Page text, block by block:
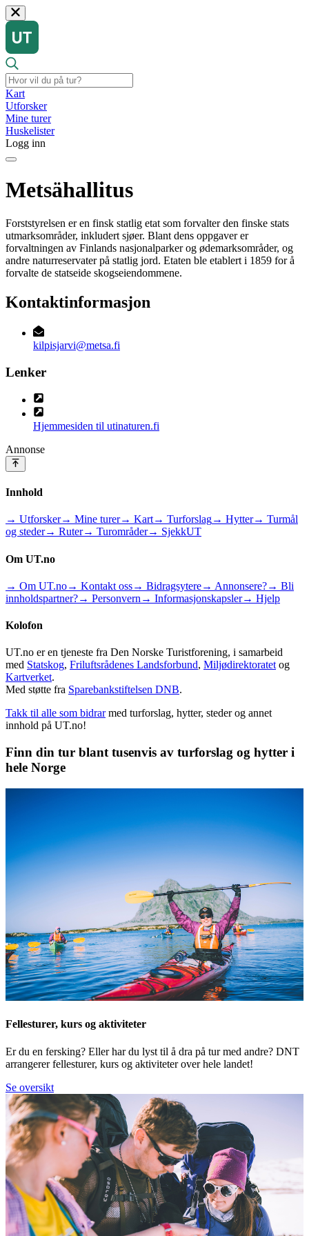
Kart
Utforsker
Mine turer
Huskelister
Logg inn
Metsähallitus
Forststyrelsen er en finsk statlig etat som forvalter den finske stats
utmarksområder, inkludert sjøer. Blant dens oppgaver er
forvaltningen av Finlands nasjonalparker og ødemarksområder, og
andre naturreservater på statlig jord. Etaten ble etablert i 1859 for å
forvalte de statseide skogseiendommene.
Kontaktinformasjon
kilpisjarvi@metsa.fi
Lenker
Hjemmesiden til utinaturen.fi
Annonse
Innhold
→ Utforsker→ Mine turer→ Kart→ Turforslag→ Hytter→ Turmål
og steder→ Ruter→ Turområder→ SjekkUT
Om UT.no
→ Om UT.no→ Kontakt oss→ Bidragsytere→ Annonsere?→ Bli
innholdspartner?→ Personvern → Informasjonskapsler→ Hjelp
Kolofon
UT.no er en tjeneste fra Den Norske Turistforening, i samarbeid
med Statskog, Friluftsrådenes Landsforbund, Miljødirektoratet og
Kartverket.
Med støtte fra Sparebankstiftelsen DNB.
Takk til alle som bidrar med turforslag, hytter, steder og annet
innhold på UT.no!
Finn din tur blant tusenvis av turforslag og hytter i
hele Norge
Fellesturer, kurs og aktiviteter
Er du en fersking? Eller har du lyst til å dra på tur med andre? DNT
arrangerer fellesturer, kurs og aktiviteter over hele landet!
Se oversikt